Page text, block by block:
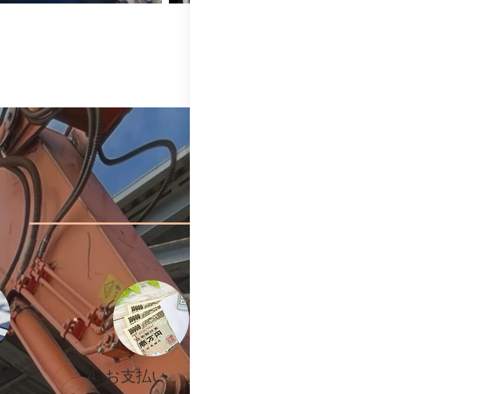
4. お支払い